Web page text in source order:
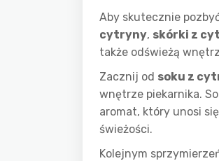
Aby skutecznie
cytryny, skórki z
także odświeżą
Zacznij od soku z
wnętrze piekarnika.
aromat, który unosi
świeżości.
Kolejnym